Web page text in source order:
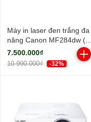
Máy in laser đen trắng đa
năng Canon MF284dw (In
đảo mặt| Copy| Scan| ADF
A4| A5| USB| LAN| WIFI)
7.500.000₫
10.990.000₫ -32%